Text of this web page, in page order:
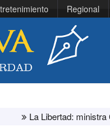
Regional
ministra Canales